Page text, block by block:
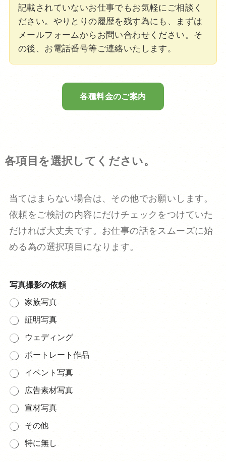
記載されていないお仕事でもお気軽にご相談く
ださい。やりとりの履歴を残す為にも、まずは
メールフォームからお問い合わせください。そ
の後、お電話番号等ご連絡いたします。
各種料金のご案内
各項目を選択してください。
当てはまらない場合は、その他でお願いします。
依頼をご検討の内容にだけチェックをつけていた
だければ大丈夫です。お仕事の話をスムーズに始
める為の選択項目になります。
写真撮影の依頼
家族写真
証明写真
ウェディング
ポートレート作品
イベント写真
広告素材写真
宣材写真
その他
特に無し